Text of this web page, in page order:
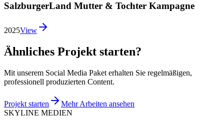
SalzburgerLand Mutter & Tochter Kampagne
2025View
Ähnliches Projekt starten?
Mit unserem Social Media Paket erhalten Sie regelmäßigen,
professionell produzierten Content.
Projekt starten
Mehr Arbeiten ansehen
SKYLINE MEDIEN